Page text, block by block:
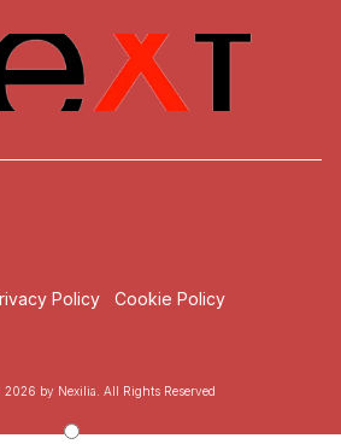
Policy
Cookie Policy
by Nexilia. All Rights Reserved